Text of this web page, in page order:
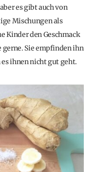
es gibt auch von
Mischungen als
Kinder den Geschmack
gerne. Sie empfinden ihn
ihnen nicht gut geht.